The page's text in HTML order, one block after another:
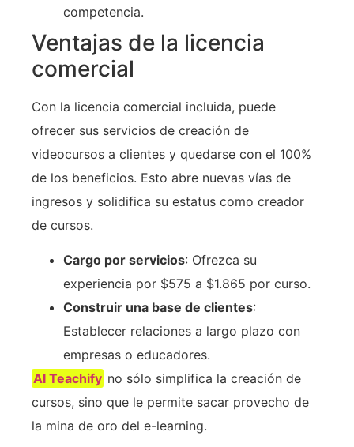
competencia.
Ventajas de la licencia
comercial
Con la licencia comercial incluida, puede
ofrecer sus servicios de creación de
videocursos a clientes y quedarse con el 100%
de los beneficios. Esto abre nuevas vías de
ingresos y solidifica su estatus como creador
de cursos.
Cargo por servicios: Ofrezca su
experiencia por $575 a $1.865 por curso.
Construir una base de clientes:
Establecer relaciones a largo plazo con
empresas o educadores.
AI Teachify no sólo simplifica la creación de
cursos, sino que le permite sacar provecho de
la mina de oro del e-learning.